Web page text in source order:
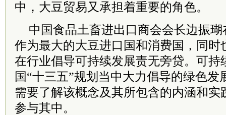
中，大豆贸易又承担着重要的角色。
中国食品土畜进出口商会会长边振
作为最大的大豆进口国和消费国，同时
在行业倡导可持续发展责无旁贷。可持
国“十三五”规划当中大力倡导的绿色发
需要了解该概念及其所包含的内涵和实
参与其中。